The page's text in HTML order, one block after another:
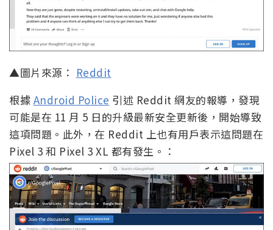
▲圖片來源： Reddit
根據 Android Police 引述 Reddit 網友的報導，發現
可能是在 11 月 5 日的升級最新安全更新後，開始導致
這項問題。此外，在 Reddit 上也有用戶表示這問題在
Pixel 3 和 Pixel 3 XL 都有發生。：